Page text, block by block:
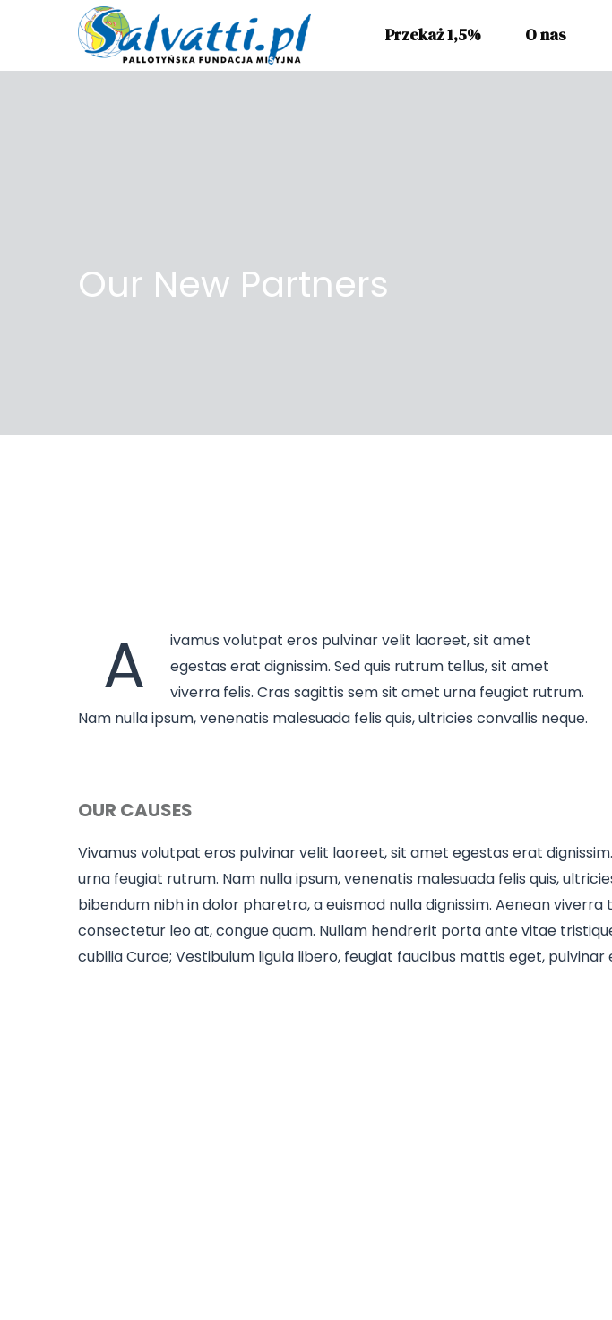
Przekaż 1,5% O nas
Our New Partners
A
ivamus volutpat eros pulvinar velit laoreet, sit amet
egestas erat dignissim. Sed quis rutrum tellus, sit amet
viverra felis. Cras sagittis sem sit amet urna feugiat rutrum.
Nam nulla ipsum, venenatis malesuada felis quis, ultricies convallis neque.
OUR CAUSES
Vivamus volutpat eros pulvinar velit laoreet, sit amet egestas erat
urna feugiat rutrum. Nam nulla ipsum, venenatis malesuada felis quis,
bibendum nibh in dolor pharetra, a euismod nulla dignissim. Aenean
consectetur leo at, congue quam. Nullam hendrerit porta ante vitae
cubilia Curae; Vestibulum ligula libero, feugiat faucibus mattis eget, pulvinar